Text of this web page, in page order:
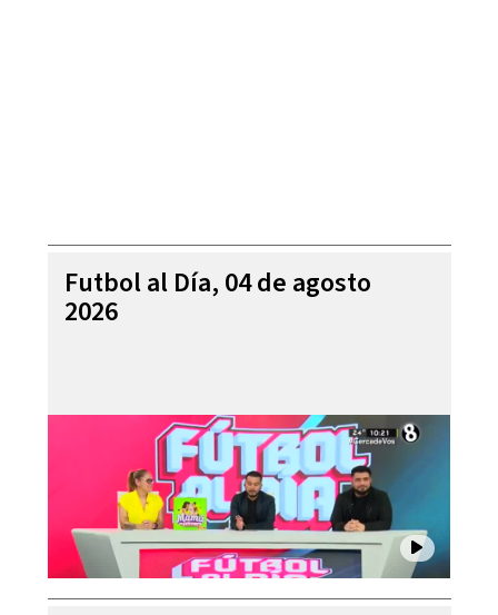
Futbol al Día, 04 de agosto
2026